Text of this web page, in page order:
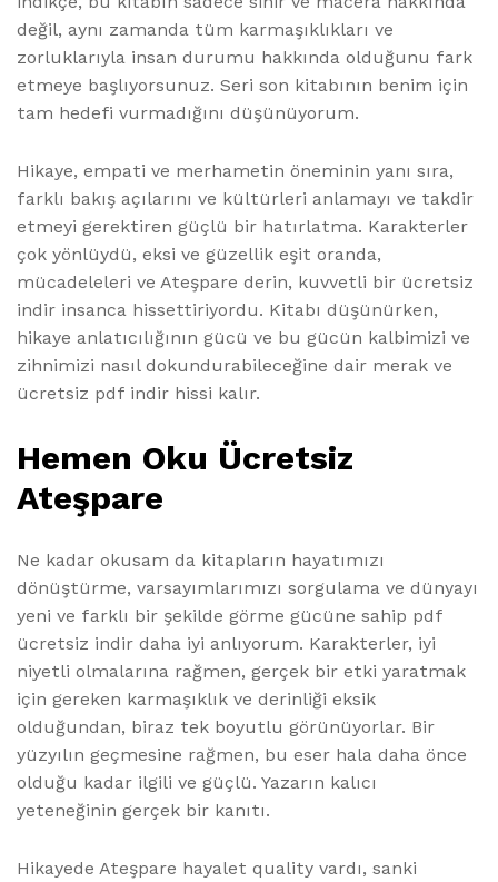
değil, aynı zamanda tüm karmaşıklıkları ve
zorluklarıyla insan durumu hakkında olduğunu fark
etmeye başlıyorsunuz. Seri son kitabının benim için
tam hedefi vurmadığını düşünüyorum.
Hikaye, empati ve merhametin öneminin yanı sıra,
farklı bakış açılarını ve kültürleri anlamayı ve takdir
etmeyi gerektiren güçlü bir hatırlatma. Karakterler
çok yönlüydü, eksi ve güzellik eşit oranda,
mücadeleleri ve Ateşpare derin, kuvvetli bir ücretsiz
indir insanca hissettiriyordu. Kitabı düşünürken,
hikaye anlatıcılığının gücü ve bu gücün kalbimizi ve
zihnimizi nasıl dokundurabileceğine dair merak ve
ücretsiz pdf indir hissi kalır.
Hemen Oku Ücretsiz
Ateşpare
Ne kadar okusam da kitapların hayatımızı
dönüştürme, varsayımlarımızı sorgulama ve dünyayı
yeni ve farklı bir şekilde görme gücüne sahip pdf
ücretsiz indir daha iyi anlıyorum. Karakterler, iyi
niyetli olmalarına rağmen, gerçek bir etki yaratmak
için gereken karmaşıklık ve derinliği eksik
olduğundan, biraz tek boyutlu görünüyorlar. Bir
yüzyılın geçmesine rağmen, bu eser hala daha önce
olduğu kadar ilgili ve güçlü. Yazarın kalıcı
yeteneğinin gerçek bir kanıtı.
Hikayede Ateşpare hayalet quality vardı, sanki